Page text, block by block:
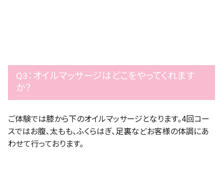
Q3：オイルマッサージはどこをやってくれます
か？
ご体験では膝から下のオイルマッサージとなります。4回コー
スではお腹、太もも、ふくらはぎ、足裏などお客様の体調にあ
わせて行っております。